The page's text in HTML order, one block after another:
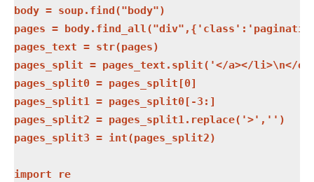
body = soup.find("body")
pages =
pages_text = str(pages)
pages_split = pages_text.split('</a></li>\n</
pages_split0 = pages_split[0]
pages_split1 = pages_split0[-3:]
pages_split2 = pages_split1.replace('>','')
pages_split3 = int(pages_split2)
import re